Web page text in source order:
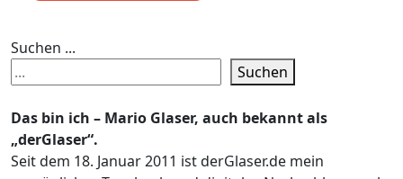
Suchen ...
Suchen
Das bin ich – Mario Glaser, auch bekannt als
„derGlaser“.
Seit dem 18. Januar 2011 ist derGlaser.de mein